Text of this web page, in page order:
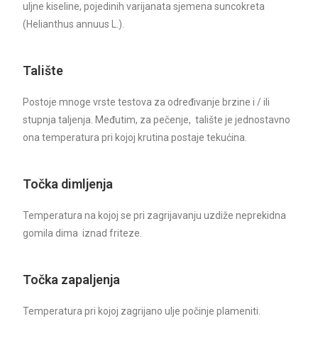
uljne kiseline, pojedinih varijanata sjemena suncokreta
(Helianthus annuus L.).
Talište
Postoje mnoge vrste testova za određivanje brzine i / ili
stupnja taljenja. Međutim, za pečenje, talište je jednostavno
ona temperatura pri kojoj krutina postaje tekućina.
Točka dimljenja
Temperatura na kojoj se pri zagrijavanju uzdiže neprekidna
gomila dima iznad friteze.
Točka zapaljenja
Temperatura pri kojoj zagrijano ulje počinje plameniti.